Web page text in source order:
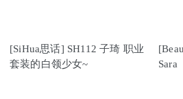
[SiHua思话] SH112 子琦 职业
套装的白领少女~
Sara